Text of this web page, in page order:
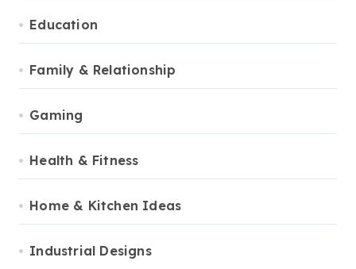
Education
Family & Relationship
Gaming
Health & Fitness
Home & Kitchen Ideas
Industrial Designs